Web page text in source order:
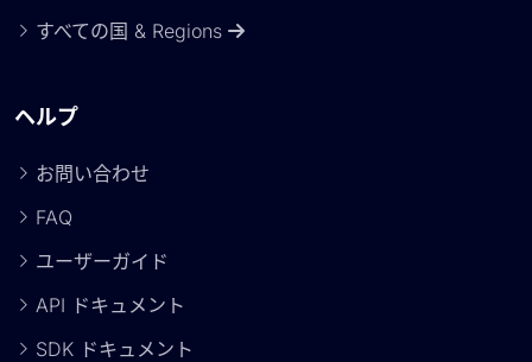
すべての国 & Regions
ヘルプ
お問い合わせ
FAQ
ユーザーガイド
API ドキュメント
SDK ドキュメント